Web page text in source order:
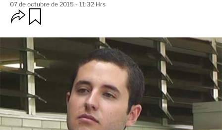
07 de octubre de 2015 - 11:32 Hrs
O
p
i
o
n
e
s
d
e
c
o
m
r
a
r